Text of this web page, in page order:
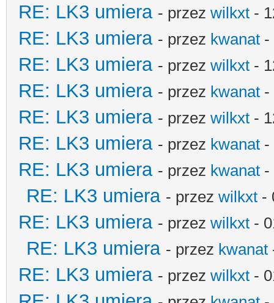
RE: LK3 umiera - przez wilkxt -
RE: LK3 umiera - przez kwanat -
RE: LK3 umiera - przez wilkxt -
RE: LK3 umiera - przez kwanat -
RE: LK3 umiera - przez wilkxt -
RE: LK3 umiera - przez kwanat -
RE: LK3 umiera - przez kwanat -
RE: LK3 umiera - przez wilkxt -
RE: LK3 umiera - przez wilkxt -
RE: LK3 umiera - przez kwanat
RE: LK3 umiera - przez wilkxt -